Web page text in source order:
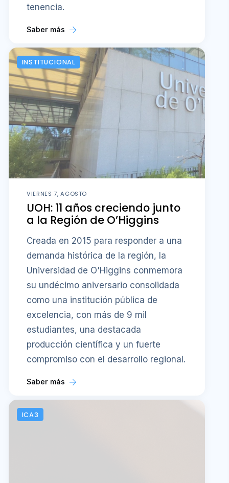
tenencia.
Saber más
INSTITUCIONAL
VIERNES 7, AGOSTO
UOH: 11 años creciendo junto
a la Región de O’Higgins
Creada en 2015 para responder a una
demanda histórica de la región, la
Universidad de O'Higgins conmemora
su undécimo aniversario consolidada
como una institución pública de
excelencia, con más de 9 mil
estudiantes, una destacada
producción científica y un fuerte
compromiso con el desarrollo regional.
Saber más
ICA3